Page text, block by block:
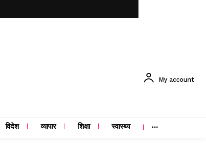
My account
विदेश व्यापार शिक्षा स्वास्थ्य